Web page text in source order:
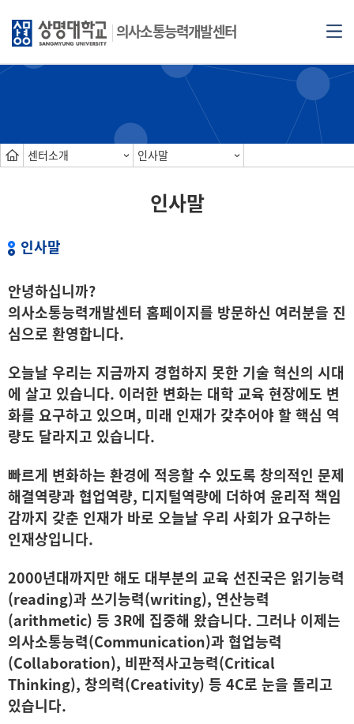
의사소통능력개발센터
센터소개 인사말
인사말
인사말
안녕하십니까?
의사소통능력개발센터 홈페이지를 방문하신 여러분을 진
심으로 환영합니다.
오늘날 우리는 지금까지 경험하지 못한 기술 혁신의 시대
에 살고 있습니다. 이러한 변화는 대학 교육 현장에도 변
화를 요구하고 있으며, 미래 인재가 갖추어야 할 핵심 역
량도 달라지고 있습니다.
빠르게 변화하는 환경에 적응할 수 있도록 창의적인 문제
해결역량과 협업역량, 디지털역량에 더하여 윤리적 책임
감까지 갖춘 인재가 바로 오늘날 우리 사회가 요구하는
인재상입니다.
2000년대까지만 해도 대부분의 교육 선진국은 읽기능력
(reading)과 쓰기능력(writing), 연산능력
(arithmetic) 등 3R에 집중해 왔습니다. 그러나 이제는
의사소통능력(Communication)과 협업능력
(Collaboration), 비판적사고능력(Critical
Thinking), 창의력(Creativity) 등 4C로 눈을 돌리고
있습니다.